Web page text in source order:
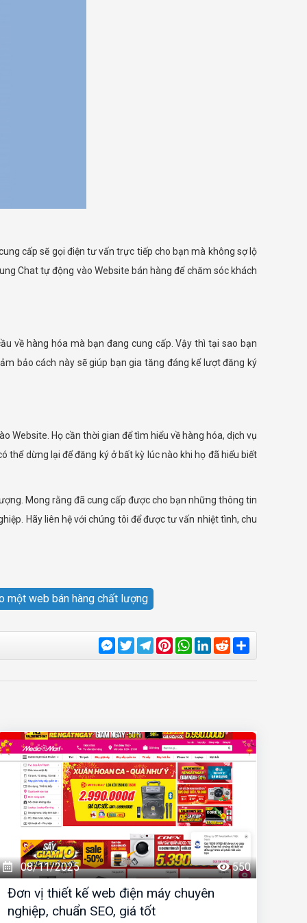
cấp sẽ gọi điện tư vấn trực tiếp cho bạn mà không sợ lộ
Chat tự động vào Website bán hàng để chăm sóc khách
về hàng hóa mà bạn đang cung cấp. Vậy thì tại sao bạn
bảo cách này sẽ giúp bạn gia tăng đáng kể lượt đăng ký
Website. Họ cần thời gian để tìm hiểu về hàng hóa, dịch vụ
dừng lại để đăng ký ở bất kỳ lúc nào khi họ đã hiểu biết
Mong rằng đã cung cấp được cho bạn những thông tin
Hãy liên hệ với chúng tôi để được tư vấn nhiệt tình, chu
một web bán hàng chất lượng
Messenger
TwitterTelegram
Pinterest
WhatsApp
LinkedIn
Reddit
08/11/2025 550
Đơn vị thiết kế web điện máy chuyên
nghiệp, chuẩn SEO, giá tốt